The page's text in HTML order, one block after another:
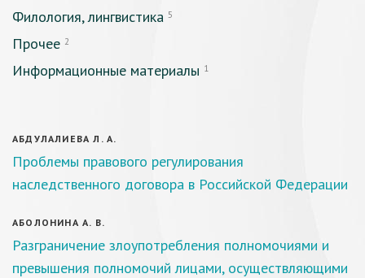
Филология, лингвистика 5
Прочее 2
Информационные материалы 1
АБДУЛАЛИЕВА Л. А.
Проблемы правового регулирования
наследственного договора в Российской Федерации
АБОЛОНИНА А. В.
Разграничение злоупотребления полномочиями и
превышения полномочий лицами, осуществляющими